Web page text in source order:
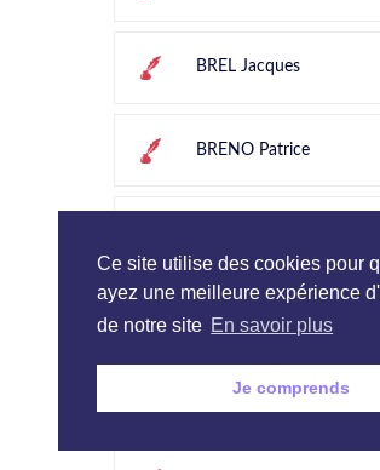
BREL Jacques
BRENO Patrice
BRICOUT Elvire
BRIOT Paul
Ce site utilise des cookies pour
ayez une meilleure expérience
de notre site En savoir plus
Je comprends